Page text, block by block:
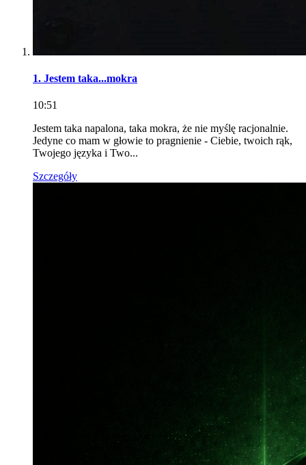
1. Jestem taka...mokra
10:51
Jestem taka napalona, taka mokra, że nie myślę racjonalnie.
Jedyne co mam w głowie to pragnienie - Ciebie, twoich rąk,
Twojego języka i Two...
Szczegóły